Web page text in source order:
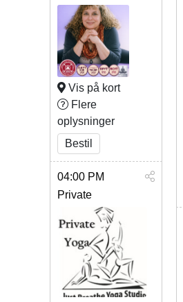
Vis på kort
Flere
oplysninger
Bestil
04:00 PM
Private